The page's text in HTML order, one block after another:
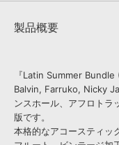
製品概要
『Latin Summer
Balvin, Farruko, Nicky
ンスホール、アフロトラ
版です。
本格的なアコースティッ